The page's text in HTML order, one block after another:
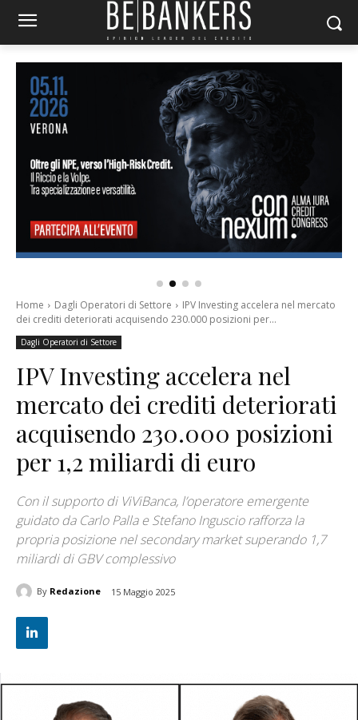
Home Dagli Operatori di Settore
IPV Investing accelera nel mercato
dei crediti deteriorati acquisendo 230.000 posizioni per...
Dagli Operatori di Settore
IPV Investing accelera nel
mercato dei crediti deteriorati
acquisendo 230.000 posizioni
per 1,2 miliardi di euro
Con il supporto di ViViBanca, l’operatore emergente
guidato da Carlo Palla e Stefano Inguscio rafforza la
propria posizione nel secondary market superando 1,7
miliardi di GBV complessivo
By Redazione 15 Maggio 2025